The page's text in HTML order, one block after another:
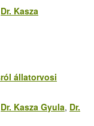
Dr. Kasza
állatorvosi
Dr. Kasza Gyula, Dr.